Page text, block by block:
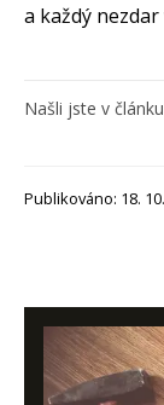
a každý
Našli jste v
Publikováno: 18.